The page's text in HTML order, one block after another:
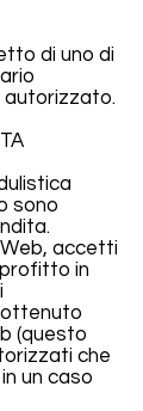
di uno di
autorizzato.
sono
accetti
in
(questo
che
un caso